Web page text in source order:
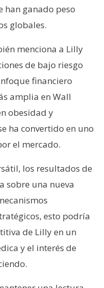
han ganado peso
globales.
menciona a Lilly
de bajo riesgo
financiero
amplia en Wall
obesidad y
ha convertido en uno
el mercado.
los resultados de
sobre una nueva
esto podría
de Lilly en un
y el interés de